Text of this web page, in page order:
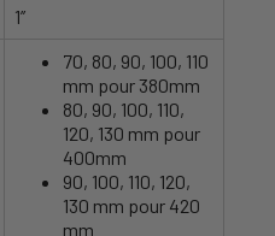
1’’
70, 80, 90, 100, 110
mm pour 380mm
80, 90, 100, 110,
120, 130 mm pour
400mm
90, 100, 110, 120,
130 mm pour 420
mm